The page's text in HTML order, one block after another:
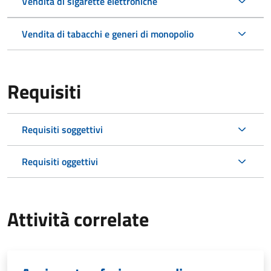
Vendita di tabacchi e generi di monopolio
Requisiti
Requisiti soggettivi
Requisiti oggettivi
Attività correlate